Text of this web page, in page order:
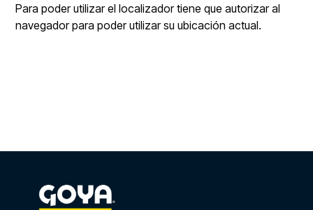
Para poder utilizar el localizador tiene que autorizar al
navegador para poder utilizar su ubicación actual.